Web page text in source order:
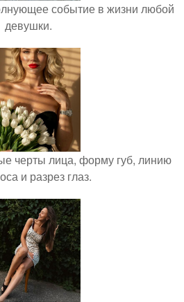
событие в жизни любой
девушки.
черты лица, форму губ, линию
и разрез глаз.